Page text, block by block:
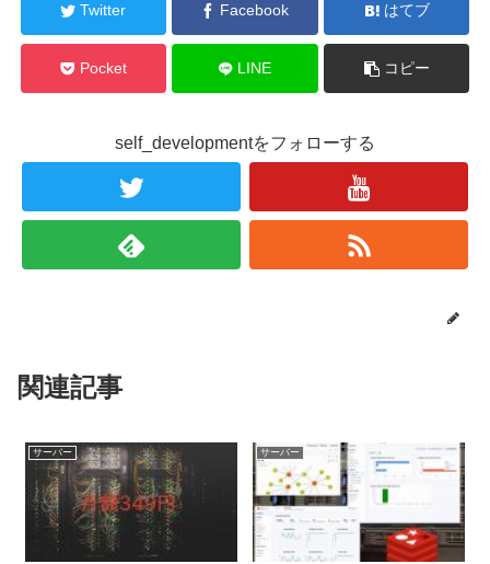
Twitter Facebook はてブ
Pocket LINE コピー
self_developmentをフォローする
関連記事
サーバー サーバー